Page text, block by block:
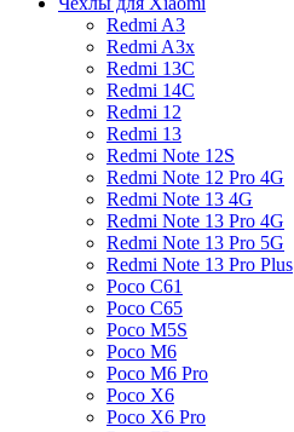
Redmi A3
Redmi A3x
Redmi 13C
Redmi 14C
Redmi 12
Redmi 13
Redmi Note 12S
Redmi Note 12 Pro 4G
Redmi Note 13 4G
Redmi Note 13 Pro 4G
Redmi Note 13 Pro 5G
Redmi Note 13 Pro Plus
Poco C61
Poco C65
Poco M5S
Poco M6
Poco M6 Pro
Poco X6
Poco X6 Pro